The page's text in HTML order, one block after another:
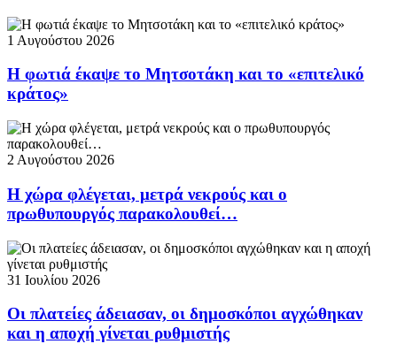
1 Αυγούστου 2026
Η φωτιά έκαψε το Μητσοτάκη και το «επιτελικό
κράτος»
2 Αυγούστου 2026
Η χώρα φλέγεται, μετρά νεκρούς και ο
πρωθυπουργός παρακολουθεί…
31 Ιουλίου 2026
Οι πλατείες άδειασαν, οι δημοσκόποι αγχώθηκαν
και η αποχή γίνεται ρυθμιστής